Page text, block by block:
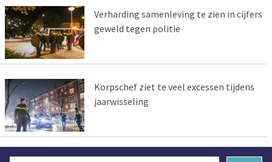
Verharding samenleving te zien in cijfers
geweld tegen politie
Korpschef ziet te veel excessen tijdens
jaarwisseling